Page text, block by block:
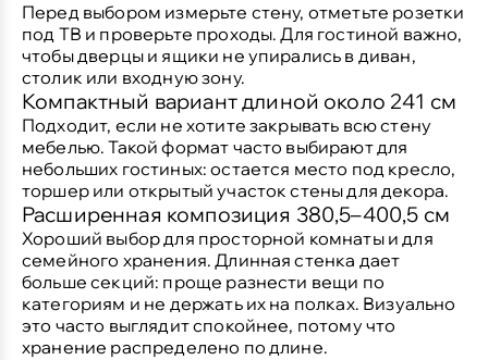
Перед выбором измерьте стену, отметьте розетки
под ТВ и проверьте проходы. Для гостиной важно,
чтобы дверцы и ящики не упирались в диван,
столик или входную зону.
Компактный вариант длиной около 241 см
Подходит, если не хотите закрывать всю стену
мебелью. Такой формат часто выбирают для
небольших гостиных: остается место под кресло,
торшер или открытый участок стены для декора.
Расширенная композиция 380,5–400,5 см
Хороший выбор для просторной комнаты и для
семейного хранения. Длинная стенка дает
больше секций: проще разнести вещи по
категориям и не держать их на полках. Визуально
это часто выглядит спокойнее, потому что
хранение распределено по длине.